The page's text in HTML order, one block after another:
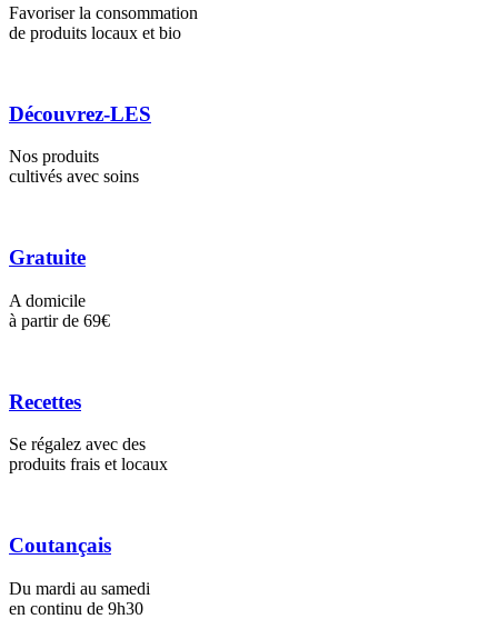
Favoriser la consommation
de produits locaux et bio
Découvrez-LES
Nos produits
cultivés avec soins
Gratuite
A domicile
à partir de 69€
Recettes
Se régalez avec des
produits frais et locaux
Coutançais
Du mardi au samedi
en continu de 9h30